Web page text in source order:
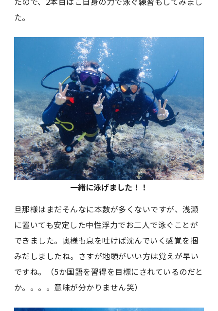
た。
一緒に泳げました！！
旦那様はまだそんなに本数が多くないですが、浅瀬
に置いても安定した中性浮力でお二人で泳ぐことが
できました。奥様も息を吐けば沈んでいく感覚を掴
みだしましたね。さすが地頭がいい方は覚えが早い
ですね。（5か国語を習得を目標にされているのだと
か。。。。意味が分かりません笑）